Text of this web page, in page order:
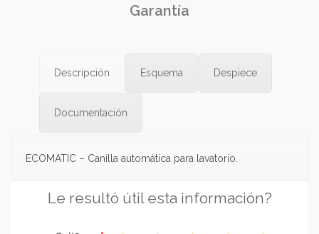
Garantía
Descripción Esquema Despiece
Documentación
ECOMATIC – Canilla automática para lavatorio.
Le resultó útil esta información?